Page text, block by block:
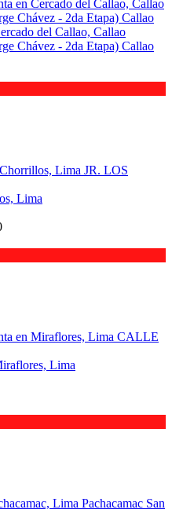
del Callao, Callao
Chávez - 2da Etapa) Callao
Lima
Lima